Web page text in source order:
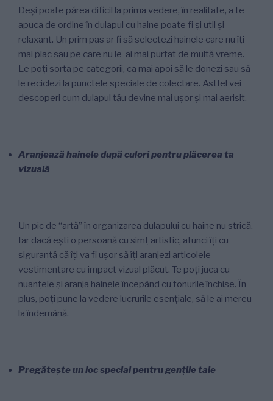
Deși poate părea dificil la prima vedere, în realitate, a te
apuca de ordine în dulapul cu haine poate fi și util și
relaxant. Un prim pas ar fi să selectezi hainele care nu îți
mai plac sau pe care nu le-ai mai purtat de multă vreme.
Le poți sorta pe categorii, ca mai apoi să le donezi sau să
le reciclezi la punctele speciale de colectare. Astfel vei
descoperi cum dulapul tău devine mai ușor și mai aerisit.
Aranjează hainele după culori pentru plăcerea ta
vizuală
Un pic de “artă” în organizarea dulapului cu haine nu strică.
Iar dacă ești o persoană cu simț artistic, atunci îți cu
siguranță că îți va fi ușor să îți aranjezi articolele
vestimentare cu impact vizual plăcut. Te poți juca cu
nuanțele și aranja hainele începând cu tonurile închise. În
plus, poți pune la vedere lucrurile esențiale, să le ai mereu
la îndemână.
Pregătește un loc special pentru gențile tale